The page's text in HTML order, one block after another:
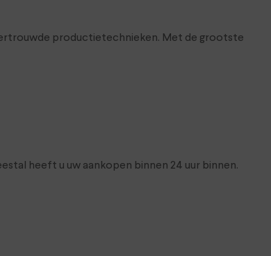
productietechnieken. Met de grootste
heeft u uw aankopen binnen 24 uur binnen.